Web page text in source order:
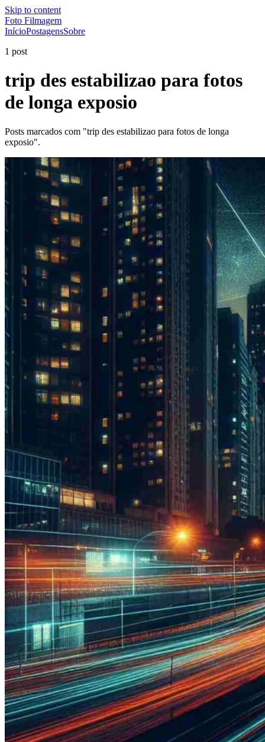
Skip to content
Foto Filmagem
InícioPostagensSobre
1 post
trip des estabilizao para fotos
de longa exposio
Posts marcados com "trip des estabilizao para fotos de longa
exposio".